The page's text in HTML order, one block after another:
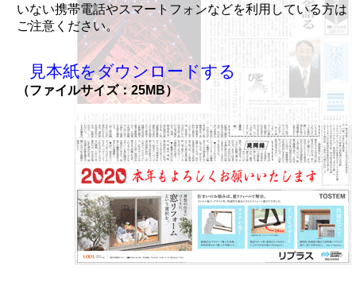
いない携帯電話やスマートフォンなどを利用している方は
ご注意ください。
見本紙をダウンロードする
（ファイルサイズ：25MB）